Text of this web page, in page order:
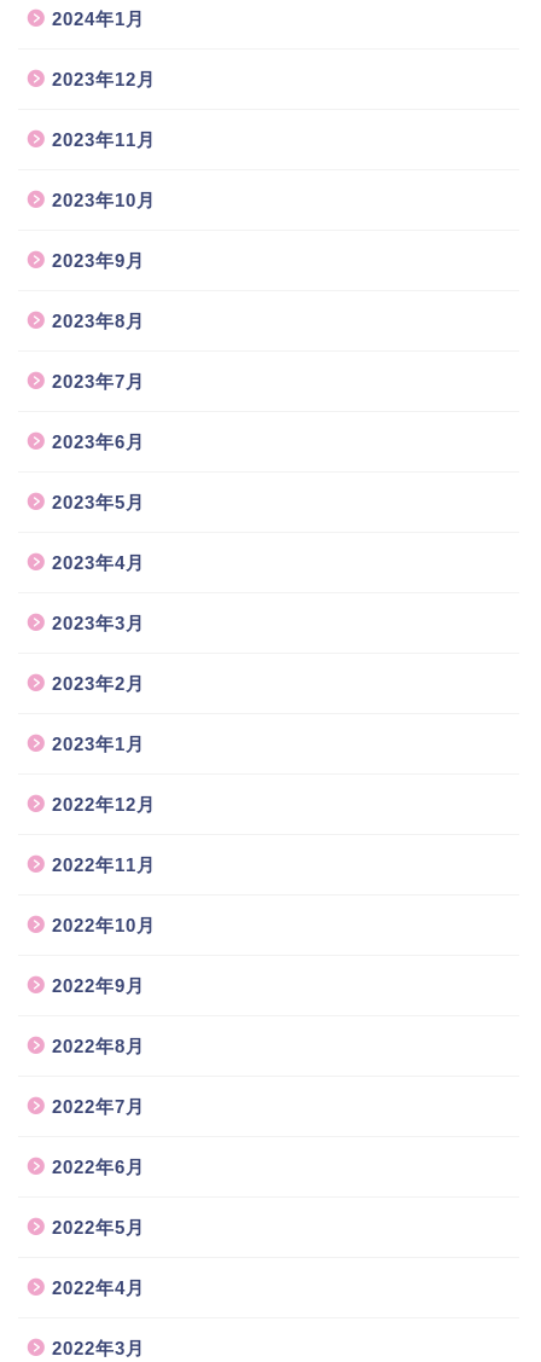
2024年1月
2023年12月
2023年11月
2023年10月
2023年9月
2023年8月
2023年7月
2023年6月
2023年5月
2023年4月
2023年3月
2023年2月
2023年1月
2022年12月
2022年11月
2022年10月
2022年9月
2022年8月
2022年7月
2022年6月
2022年5月
2022年4月
2022年3月